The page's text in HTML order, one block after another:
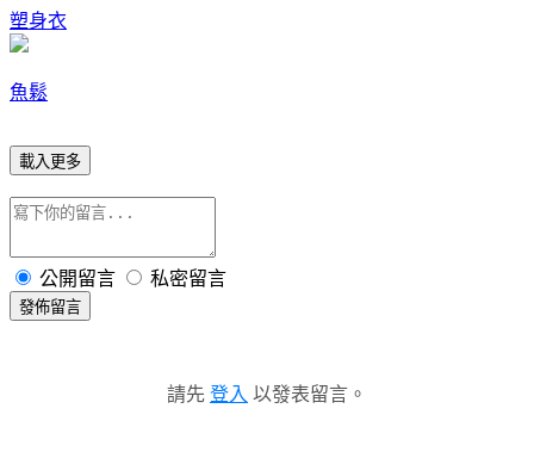
塑身衣
魚鬆
載入更多
公開留言 私密留言
發佈留言
請先 登入 以發表留言。